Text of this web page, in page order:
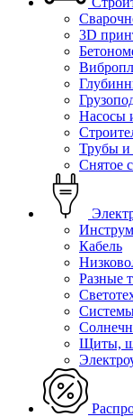
3D
Насосы
Трубы и
Снятое
Кабель
Разные
Щиты,